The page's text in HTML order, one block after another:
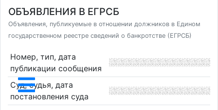
ОБЪЯВЛЕНИЯ В ЕГРСБ
Объявления, публикуемые в отношении должников в Едином
государственном реестре сведений о банкротстве (ЕГРСБ)
Номер, тип, дата
публикации сообщения
Суд, судья, дата
постановления суда